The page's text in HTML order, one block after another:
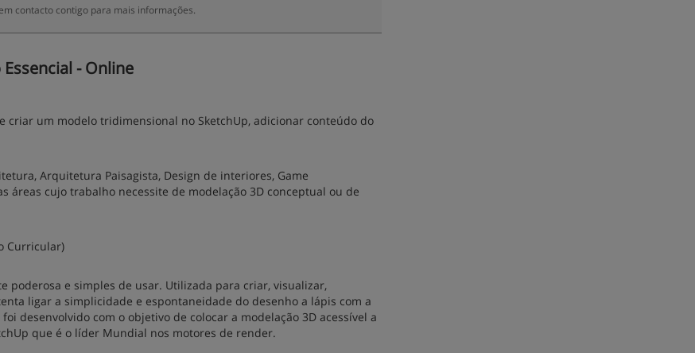
contacto contigo para mais informações.
- Online
criar um modelo tridimensional no SketchUp, adicionar conteúdo do
Arquitetura Paisagista, Design de interiores, Game
áreas cujo trabalho necessite de modelação 3D conceptual ou de
Curricular)
poderosa e simples de usar. Utilizada para criar, visualizar,
ligar a simplicidade e espontaneidade do desenho a lápis com a
desenvolvido com o objetivo de colocar a modelação 3D acessível a
que é o líder Mundial nos motores de render.